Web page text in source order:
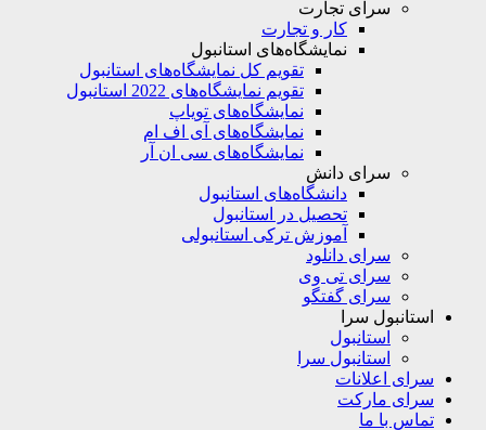
سرای تجارت
کار و تجارت
نمایشگاه‌های استانبول
تقویم کل نمایشگاه‌های استانبول
تقویم نمایشگاه‌های 2022 استانبول
نمایشگاه‌های تویاپ
نمایشگاه‌های آی اف ام
نمایشگاه‌های سی ان آر
سرای دانش
دانشگاه‌های استانبول
تحصیل در استانبول
آموزش ترکی استانبولی
سرای دانلود
سرای تی وی
سرای گفتگو
استانبول سرا
استانبول
استانبول سرا
سرای اعلانات
سرای مارکت
تماس با ما